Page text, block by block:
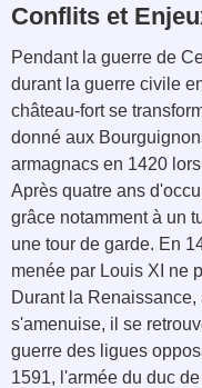
Conflits et
Pendant la guerre de
durant la guerre civile
château-fort se
donné aux
armagnacs en 1420
Après quatre ans
grâce notamment à un
une tour de garde. En
menée par Louis XI ne
Durant la
s'amenuise, il se
guerre des ligues
1591, l'armée du duc